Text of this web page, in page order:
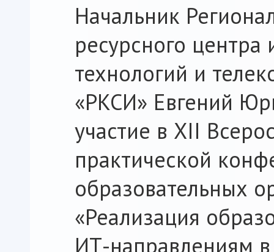
Начальник
ресурсного
технологий и
«РКСИ» Евгений
участие в XII
практической
образовательных
«Реализация
ИТ-направлениям